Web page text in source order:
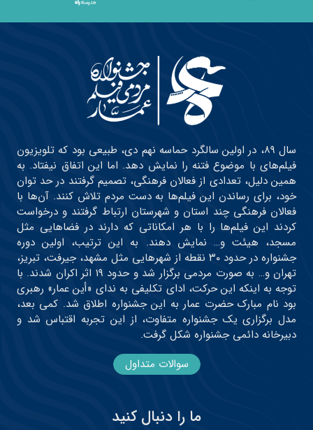
سال ۸۹، در اولین سالگرد حماسه نهم دی، طبیعی بود که تلویزیون
فیلم‌های با موضوع فتنه را نمایش دهد. اما این اتفاق نیفتاد. به
همین دلیل، تعدادی از فعالان فرهنگی، تصمیم گرفتند در حد توان
خود، برای رساندن این فیلم‌ها به دست مردم تلاش کنند. آن‌ها با
فعالان فرهنگی چند استان و شهرستان ارتباط گرفتند و درخواست
کردند این فیلم‌ها را با هر امکاناتی که دارند در فضاهایی مثل
مسجد، هیئت و… نمایش دهند. به این ترتیب، اولین دوره
جشنواره در حدود ۳۰ نقطه از شهرهایی مثل مشهد، جیرفت، تبریز،
تهران و… به صورت مردمی برگزار شد و حدود ۱۹ اثر اکران شدند. با
توجه به اینکه این حرکت، ادای تکلیفی به ندای «أین عمار» رهبری
بود نام مبارک حضرت عمار به این جشنواره اطلاق شد. کمی بعد،
مدل برگزاری یک جشنواره متفاوت، از این تجربه اقتباس شد و
دبیرخانه دائمی جشنواره شکل گرفت.
سوالات متداول
ما را دنبال کنید